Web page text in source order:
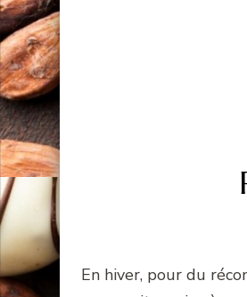
En hiver, pour du